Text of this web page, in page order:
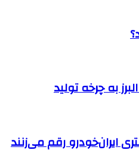
ایران‌خودرو رقم می‌زنند